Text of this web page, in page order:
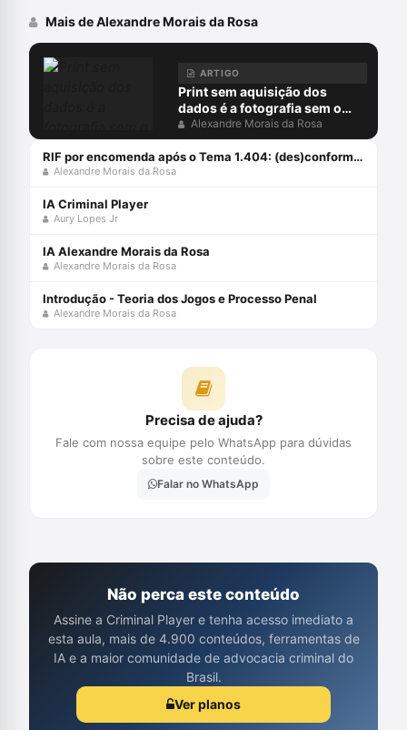
Mais de Alexandre Morais da Rosa
ARTIGO
Print sem aquisição dos
dados é a fotografia sem o
negativo
Alexandre Morais da Rosa
RIF por encomenda após o Tema 1.404: (des)conformidades
Alexandre Morais da Rosa
IA Criminal Player
Aury Lopes Jr
IA Alexandre Morais da Rosa
Alexandre Morais da Rosa
Introdução - Teoria dos Jogos e Processo Penal
Alexandre Morais da Rosa
Precisa de ajuda?
Fale com nossa equipe pelo WhatsApp para dúvidas
sobre este conteúdo.
Falar no WhatsApp
Não perca este conteúdo
Assine a Criminal Player e tenha acesso imediato a
esta aula, mais de 4.900 conteúdos, ferramentas de
IA e a maior comunidade de advocacia criminal do
Brasil.
Ver planos